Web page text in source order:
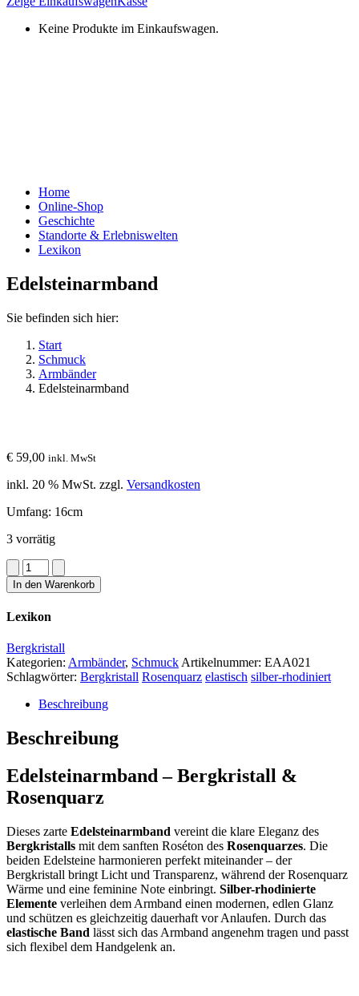
Keine Produkte im Einkaufswagen.
Home
Online-Shop
Geschichte
Standorte & Erlebniswelten
Lexikon
Edelsteinarmband
Sie befinden sich hier:
Start
Schmuck
Armbänder
Edelsteinarmband
€ 59,00 inkl. MwSt
inkl. 20 % MwSt. zzgl. Versandkosten
Umfang: 16cm
3 vorrätig
Edelsteinarmband
Menge
In den Warenkorb
Lexikon
Bergkristall
Kategorien: Armbänder, Schmuck Artikelnummer: EAA021
Schlagwörter: Bergkristall Rosenquarz elastisch silber-rhodiniert
Beschreibung
Beschreibung
Edelsteinarmband – Bergkristall &
Rosenquarz
Dieses zarte Edelsteinarmband vereint die klare Eleganz des
Bergkristalls mit dem sanften Roséton des Rosenquarzes. Die
beiden Edelsteine harmonieren perfekt miteinander – der
Bergkristall bringt Licht und Transparenz, während der Rosenquarz
Wärme und eine feminine Note einbringt. Silber-rhodinierte
Elemente verleihen dem Armband einen modernen, edlen Glanz
und schützen es gleichzeitig dauerhaft vor Anlaufen. Durch das
elastische Band lässt sich das Armband angenehm tragen und passt
sich flexibel dem Handgelenk an.